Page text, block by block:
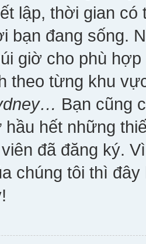
lập, thời gian
bạn đang sống.
giờ cho phù
theo từng khu
Bạn cũng
hết những
đã đăng ký.
chúng tôi thì